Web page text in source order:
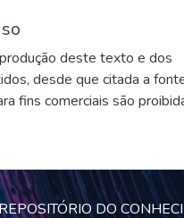
deste texto e dos
desde que citada a
fins comerciais são
DO